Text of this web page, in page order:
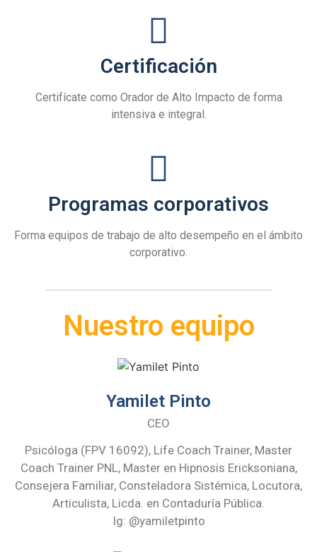
Certificación
Certifícate como Orador de Alto Impacto de forma
intensiva e integral.
Programas corporativos
Forma equipos de trabajo de alto desempeño en el ámbito
corporativo.
Nuestro equipo
Yamilet Pinto
CEO
Psicóloga (FPV 16092), Life Coach Trainer, Master
Coach Trainer PNL, Master en Hipnosis Ericksoniana,
Consejera Familiar, Consteladora Sistémica, Locutora,
Articulista, Licda. en Contaduría Pública.
Ig: @yamiletpinto